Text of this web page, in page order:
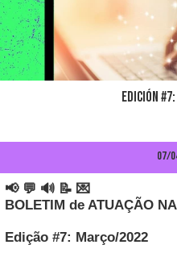
07/
Edición
📢 💬 🔊 📝 💌
BOLETIM de ATUAÇÃO
Edição #7: Março/2022